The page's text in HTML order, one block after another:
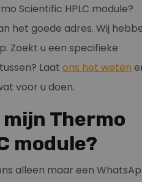
Scientific HPLC module?
het goede adres. Wij
Zoekt u een specifieke
Laat ons het weten
voor u doen.
Thermo
module?
alleen maar een